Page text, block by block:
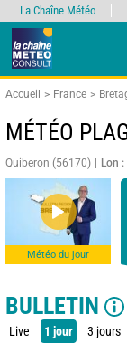
Accueil France
MÉTÉO
Quiberon (56170) Lon
Météo du jour
BULLETIN
Live 1 jour 3 jours
La Chaîne Météo